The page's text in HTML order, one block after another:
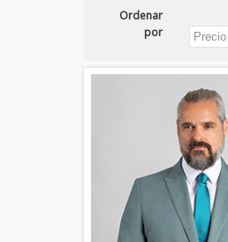
Ordenar
por